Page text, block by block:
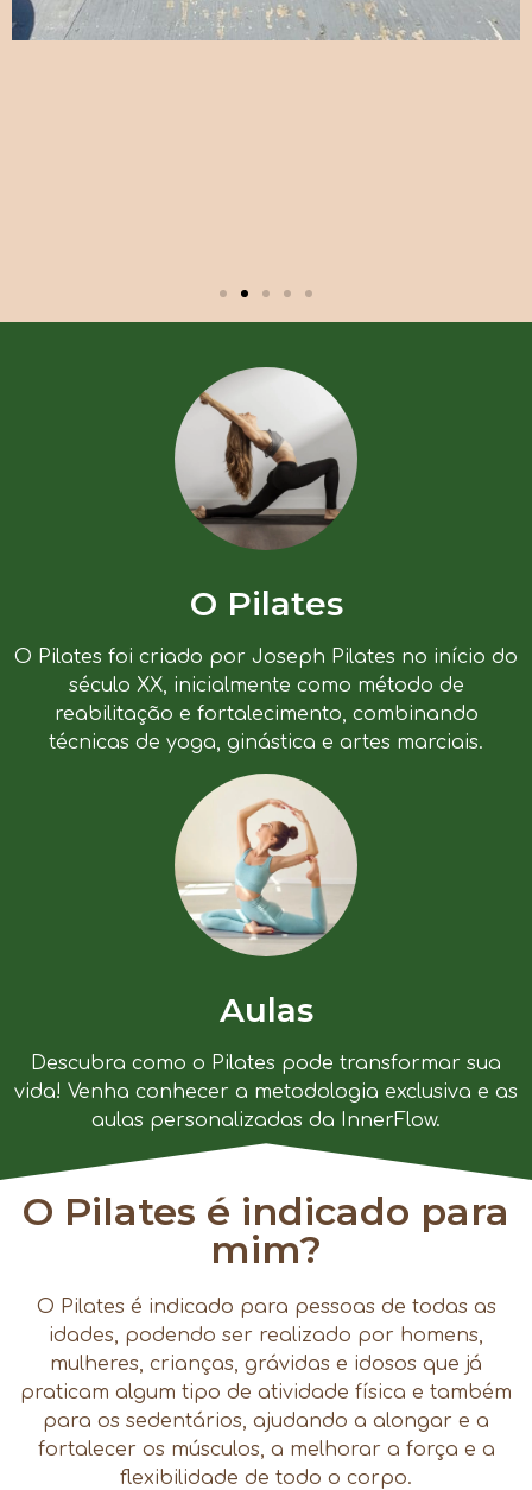
O Pilates
O Pilates foi criado por Joseph Pilates no início do
século XX, inicialmente como método de
reabilitação e fortalecimento, combinando
técnicas de yoga, ginástica e artes marciais.
Aulas
Descubra como o Pilates pode transformar sua
vida! Venha conhecer a metodologia exclusiva e as
aulas personalizadas da InnerFlow.
O Pilates é indicado para
mim?
O Pilates é indicado para pessoas de todas as
idades, podendo ser realizado por homens,
mulheres, crianças, grávidas e idosos que já
praticam algum tipo de atividade física e também
para os sedentários, ajudando a alongar e a
fortalecer os músculos, a melhorar a força e a
flexibilidade de todo o corpo.